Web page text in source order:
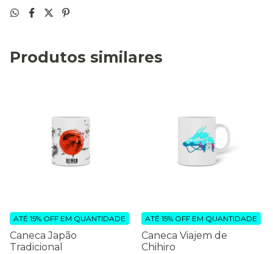
Produtos similares
Caneca Japão
Tradicional
ATÉ 15% OFF EM QUANTIDADE
Caneca Viajem de
Chihiro
ATÉ 15% OFF EM QUANTIDADE